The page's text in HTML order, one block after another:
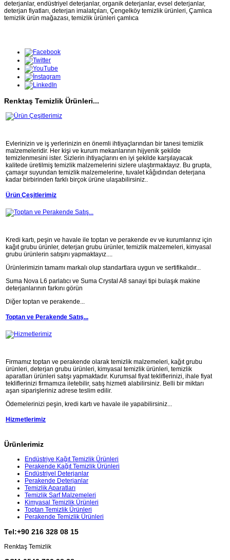
deterjanlar, endüstriyel deterjanlar, organik deterjanlar, evsel deterjanlar,
deterjan fiyatları, deterjan imalatçıları, Çengelköy temizlik ürünleri, Çamlıca
temizlik ürün mağazası, temizlik ürünleri çamlıca
Renktaş Temizlik Ürünleri...
Evlerinizin ve iş yerlerinizin en önemli ihtiyaçlarından bir tanesi temizlik
malzemeleridir. Her kişi ve kurum mekanlarının hijyenik şekilde
temizlenmesini ister. Sizlerin ihtiyaçlarını en iyi şekilde karşılayacak
kalitede üretilmiş temizlik malzemelerini sizlere ulaştırmaktayız. Bu grupta,
çamaşır suyundan temizlik malzemelerine, tuvalet kâğıdından deterjana
kadar birbirinden farklı birçok ürüne ulaşabilirsiniz..
Ürün Çeşitlerimiz
Kredi kartı, peşin ve havale ile toptan ve perakende ev ve kurumlarınız için
kağıt grubu ürünler, deterjan grubu ürünler, temizlik malzemeleri, kimyasal
grubu ürünlerin satışını yapmaktayız....
Ürünlerimizin tamamı markalı olup standartlara uygun ve sertifikalıdır...
Suma Nova L6 parlatıcı ve Suma Crystal A8 sanayi tipi bulaşık makine
deterjanlarının farkını görün
Diğer toptan ve perakende...
Toptan ve Perakende Satış...
Firmamız toptan ve perakende olarak temizlik malzemeleri, kağıt grubu
ürünleri, deterjan grubu ürünleri, kimyasal temizlik ürünleri, temizlik
aparatları ürünleri satışı yapmaktadır. Kurumsal fiyat tekliflerinizi, ihale fiyat
tekliflerinizi firmamıza iletebilir, satış hizmeti alabilirsiniz. Belli bir miktarı
aşan siparişleriniz adrese teslim edilir.
Ödemelerinizi peşin, kredi kartı ve havale ile yapabilirsiniz...
Hizmetlerimiz
Ürünlerimiz
Endüstriye Kağıt Temizlik Ürünleri
Perakende Kağıt Temizlik Ürünleri
Endüstriyel Deterjanlar
Perakende Deterjanlar
Temizlik Aparatları
Temizlik Sarf Malzemeleri
Kimyasal Temizlik Ürünleri
Toptan Temizlik Ürünleri
Perakende Temizlik Ürünleri
Tel:+90 216 328 08 15
Renktaş Temizlik